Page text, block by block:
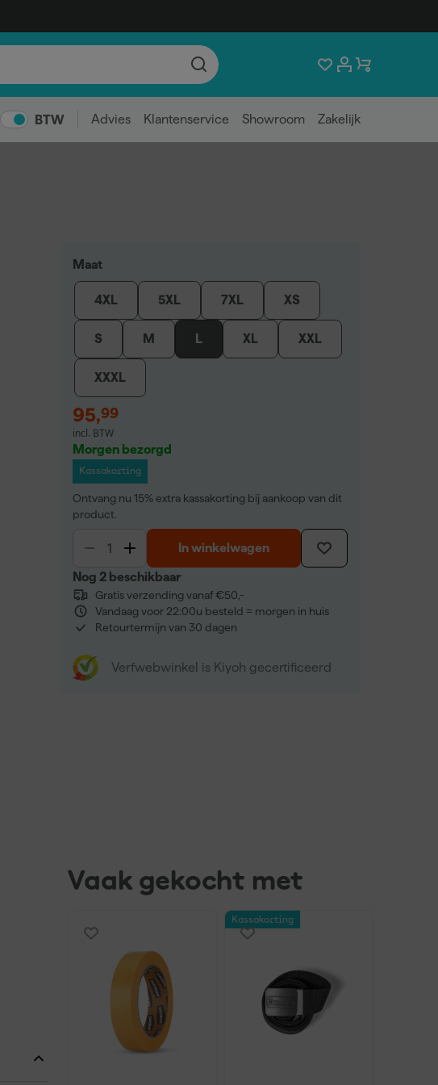
BTW Advies Klantenservice Showroom Zakelijk
Maat
4XL 5XL 7XL XS
S M L XL XXL
XXXL
95,99
incl. BTW
Morgen bezorgd
Kassakorting
Ontvang nu 15% extra kassakorting bij aankoop van dit
product.
In winkelwagen
Nog 2 beschikbaar
Gratis verzending vanaf €50,-
Vandaag voor 22:00u besteld = morgen in huis
Retourtermijn van 30 dagen
Verfwebwinkel is Kiyoh gecertificeerd
Vaak gekocht met
Kassakorting